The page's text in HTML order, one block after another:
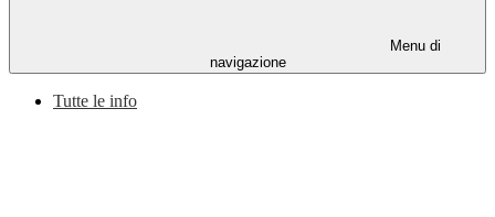
Menu di
navigazione
Tutte le info